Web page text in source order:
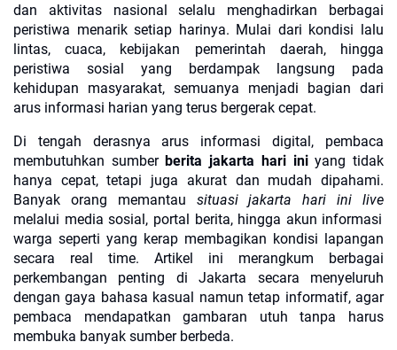
dan aktivitas nasional selalu menghadirkan berbagai
peristiwa menarik setiap harinya. Mulai dari kondisi lalu
lintas, cuaca, kebijakan pemerintah daerah, hingga
peristiwa sosial yang berdampak langsung pada
kehidupan masyarakat, semuanya menjadi bagian dari
arus informasi harian yang terus bergerak cepat.
Di tengah derasnya arus informasi digital, pembaca
membutuhkan sumberberita jakarta hari iniyang tidak
hanya cepat, tetapi juga akurat dan mudah dipahami.
Banyak orang memantau situasi jakarta hari ini live
melalui media sosial, portal berita, hingga akun informasi
warga seperti yang kerap membagikan kondisi lapangan
secara real time. Artikel ini merangkum berbagai
perkembangan penting di Jakarta secara menyeluruh
dengan gaya bahasa kasual namun tetap informatif, agar
pembaca mendapatkan gambaran utuh tanpa harus
membuka banyak sumber berbeda.